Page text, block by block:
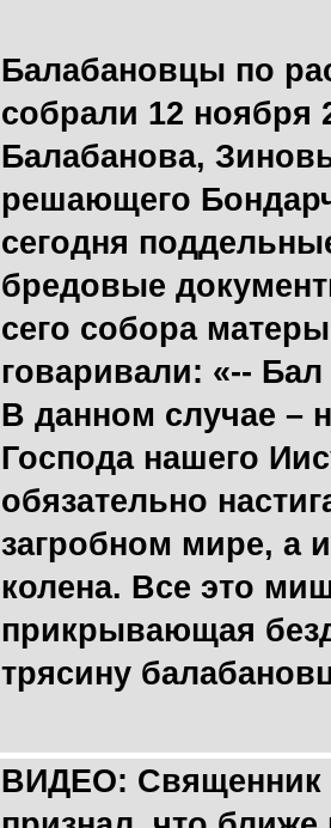
Балабановцы по
собрали 12 ноября
Балабанова,
решающего
сегодня
бредовые
сего собора
говаривали: «--
В данном случае –
Господа нашего
обязательно
загробном мире, а
колена. Все это
прикрывающая
трясину
ВИДЕО: Священник